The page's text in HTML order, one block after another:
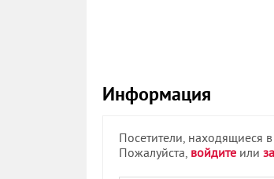
Информация
Посетители, находящиеся
Пожалуйста, войдите или